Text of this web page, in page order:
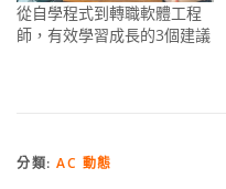
從自學程式到轉職軟體工程
師，有效學習成長的3個建議
分類: AC 動態